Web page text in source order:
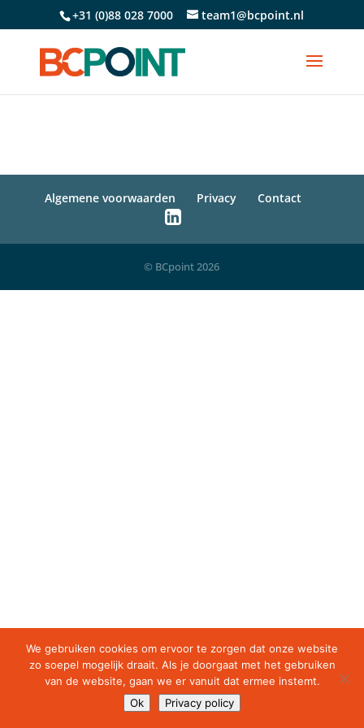
+31 (0)88 028 7000 team1@bcpoint.nl
Algemene voorwaarden Privacy Contact
© BCpoint 2026
We gebruiken cookies om ervoor te zorgen dat onze website
zo soepel mogelijk draait. Als je doorgaat met het gebruiken
van de website, gaan we er vanuit dat ermee instemt.
Ok
Privacy policy